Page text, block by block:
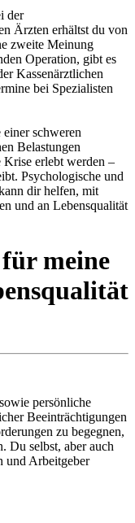
der
Ärzten erhältst du von
zweite Meinung
Operation, gibt es
Kassenärztlichen
bei Spezialisten
schweren
Belastungen
Krise erlebt werden –
Psychologische und
dir helfen, mit
und an Lebensqualität
meine
persönliche
Beeinträchtigungen
zu begegnen,
Du selbst, aber auch
und Arbeitgeber